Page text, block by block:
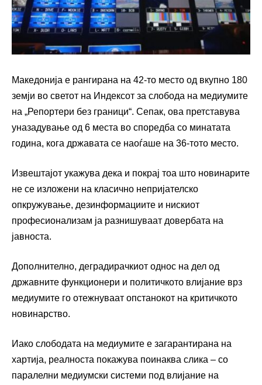
Македонија е рангирана на 42-то место од вкупно 180
земји во светот на Индексот за слобода на медиумите
на „Репортери без граници“. Сепак, ова претставува
уназадување од 6 места во споредба со минатата
година, кога државата се наоѓаше на 36-тото место.
Извештајот укажува дека и покрај тоа што новинарите
не се изложени на класично непријателско
опкружување, дезинформациите и нискиот
професионализам ја разнишуваат довербата на
јавноста.
Дополнително, деградирачкиот однос на дел од
државните функционери и политичкото влијание врз
медиумите го отежнуваат опстанокот на критичкото
новинарство.
Иако слободата на медиумите е загарантирана на
хартија, реалноста покажува поинаква слика – со
паралелни медиумски системи под влијание на